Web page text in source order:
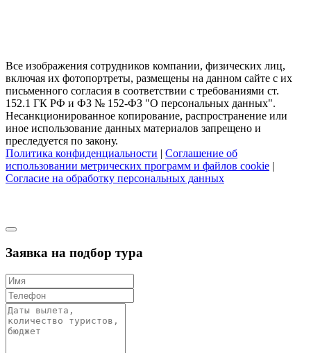
Все изображения сотрудников компании, физических лиц,
включая их фотопортреты, размещены на данном сайте с их
письменного согласия в соответствии с требованиями ст.
152.1 ГК РФ и ФЗ № 152-ФЗ "О персональных данных".
Несанкционированное копирование, распространение или
иное использование данных материалов запрещено и
преследуется по закону.
Политика конфиденциальности | Соглашение об
использовании метрических программ и файлов cookie |
Согласие на обработку персональных данных
Заявка на подбор тура